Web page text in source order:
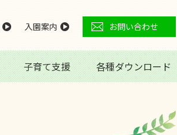
子育て支援 各種ダウンロード
入園案内 お問い合わせ